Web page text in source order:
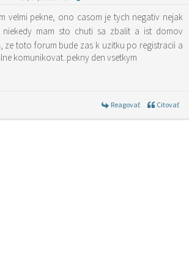
velmi pekne, ono casom je tych negativ nejak
ze toto forum bude zas k uzitku po registracii a
komunikovat..pekny den vsetkym
Reagovať Citovať